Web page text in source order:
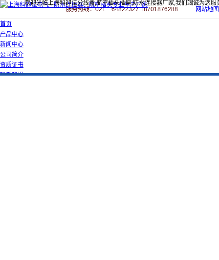
欢迎光临上海科迎法分线盒,航空插头插座,防水连接器厂家,我们竭诚为您服
服务热线：021－64822327 18701876288
网站地图
首页
产品中心
新闻中心
公司简介
资质证书
联系我们